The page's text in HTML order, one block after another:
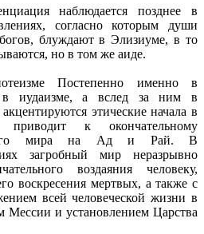
наблюдается позднее в
согласно которым души
блуждают в Элизиуме, в то
но в том же аиде.
Постепенно именно в
иудаизме, а вслед за ним в
этические начала в
к окончательному
мира на Ад и Рай. В
загробный мир неразрывно
воздаяния человеку,
воскресения мертвых, а также с
всей человеческой жизни в
Мессии и установлением Царства